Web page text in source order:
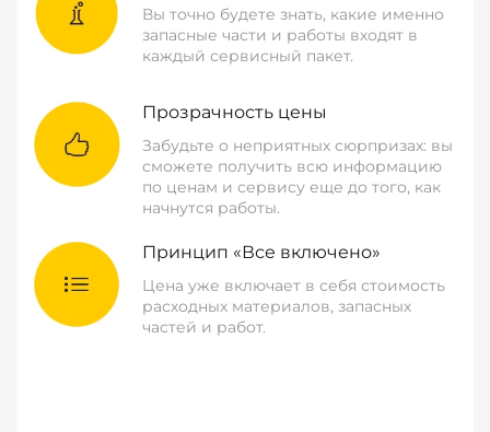
Вы точно будете знать, какие именно
запасные части и работы входят в
каждый сервисный пакет.
Прозрачность цены
Забудьте о неприятных сюрпризах: вы
сможете получить всю информацию
по ценам и сервису еще до того, как
начнутся работы.
Принцип «Все включено»
Цена уже включает в себя стоимость
расходных материалов, запасных
частей и работ.